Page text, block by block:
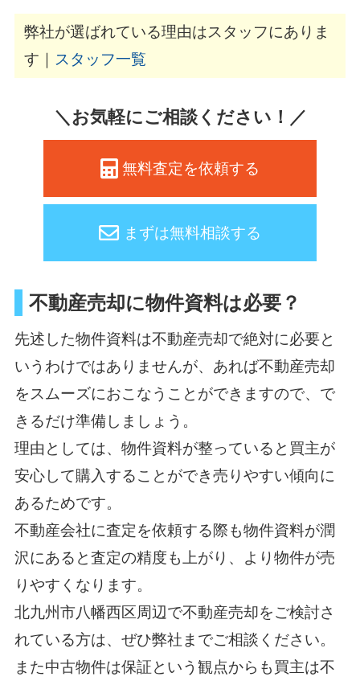
弊社が選ばれている理由はスタッフにありま
す｜
スタッフ一覧
＼お気軽にご相談ください！／
無料査定を依頼する
まずは無料相談する
不動産売却に物件資料は必要？
先述した物件資料は不動産売却で絶対に必要と
いうわけではありませんが、あれば不動産売却
をスムーズにおこなうことができますので、で
きるだけ準備しましょう。
理由としては、物件資料が整っていると買主が
安心して購入することができ売りやすい傾向に
あるためです。
不動産会社に査定を依頼する際も物件資料が潤
沢にあると査定の精度も上がり、より物件が売
りやすくなります。
北九州市八幡西区周辺で不動産売却をご検討さ
れている方は、ぜひ弊社までご相談ください。
また中古物件は保証という観点からも買主は不